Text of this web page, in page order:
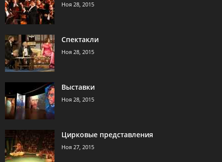
Ноя 28, 2015
Спектакли
Ноя 28, 2015
Выставки
Ноя 28, 2015
Цирковые представления
Ноя 27, 2015